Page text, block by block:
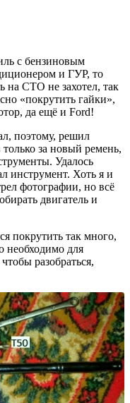
с бензиновым
и ГУР, то
СТО не захотел, так
«покрутить гайки»,
да ещё и Ford!
поэтому, решил
только за новый ремень,
Удалось
инструмент. Хоть я и
фотографии, но всё
двигатель и
покрутить так много,
необходимо для
разобраться,